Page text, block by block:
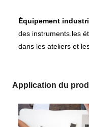
Équipement
des instruments.les
dans les ateliers et
Application du